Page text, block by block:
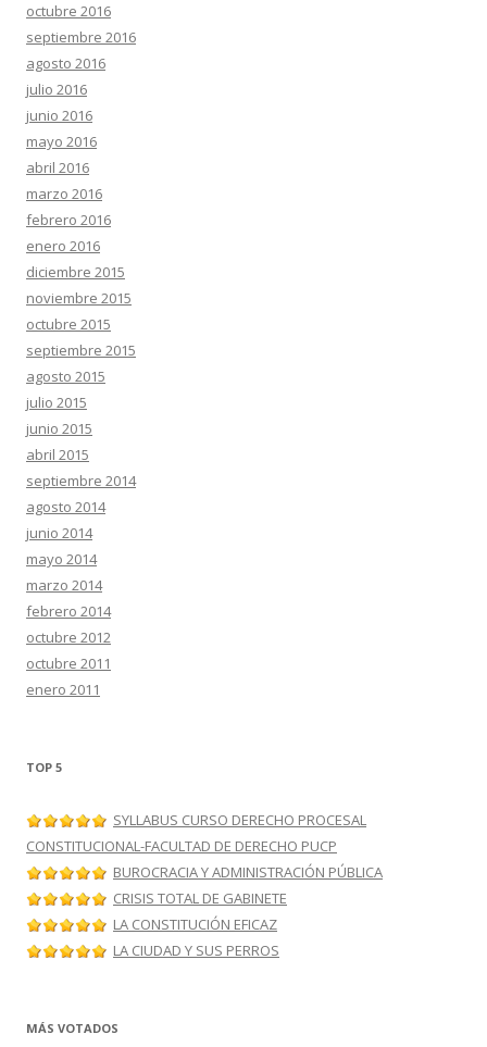
octubre 2016
septiembre 2016
agosto 2016
julio 2016
junio 2016
mayo 2016
abril 2016
marzo 2016
febrero 2016
enero 2016
diciembre 2015
noviembre 2015
octubre 2015
septiembre 2015
agosto 2015
julio 2015
junio 2015
abril 2015
septiembre 2014
agosto 2014
junio 2014
mayo 2014
marzo 2014
febrero 2014
octubre 2012
octubre 2011
enero 2011
TOP 5
SYLLABUS CURSO DERECHO PROCESAL
CONSTITUCIONAL-FACULTAD DE DERECHO PUCP
BUROCRACIA Y ADMINISTRACIÓN PÚBLICA
CRISIS TOTAL DE GABINETE
LA CONSTITUCIÓN EFICAZ
LA CIUDAD Y SUS PERROS
MÁS VOTADOS